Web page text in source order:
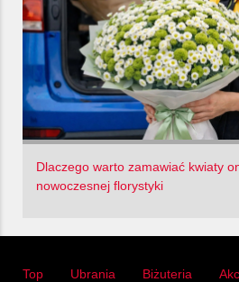
Dlaczego warto zamawiać kwiaty
nowoczesnej florystyki
Top Ubrania Biżuteria